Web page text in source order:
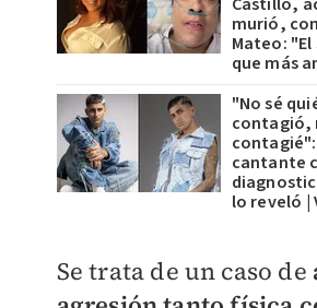
murió,
Mateo:
que más
"No sé
contagió,
cantante
lo reveló |
​Se trata de un caso de